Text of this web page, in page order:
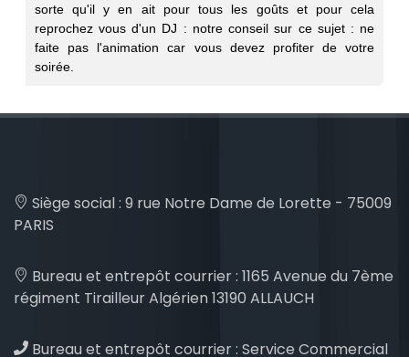
sorte qu'il y en ait pour tous les goûts et pour cela
reprochez vous d'un DJ : notre conseil sur ce sujet : ne
faite pas l'animation car vous devez profiter de votre
soirée.
Siège social : 9 rue Notre Dame de Lorette - 75009
PARIS
Bureau et entrepôt courrier : 1165 Avenue du 7ème
régiment Tirailleur Algérien 13190 ALLAUCH
Bureau et entrepôt courrier : Service Commercial